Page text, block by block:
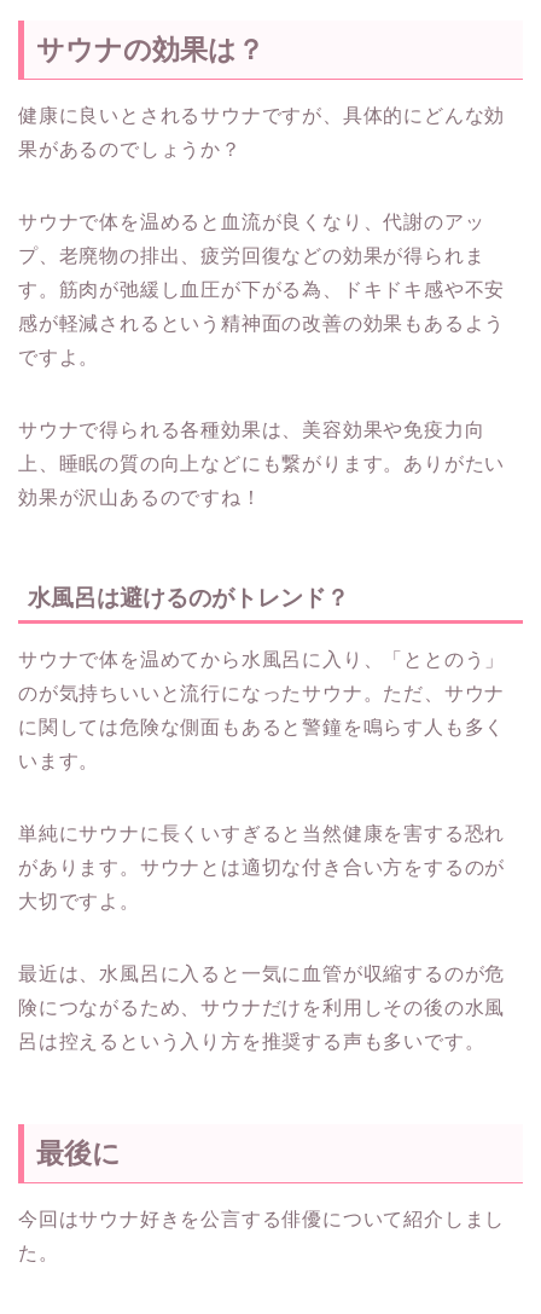
サウナの効果は？
健康に良いとされるサウナですが、具体的にどんな効
果があるのでしょうか？
サウナで体を温めると血流が良くなり、代謝のアッ
プ、老廃物の排出、疲労回復などの効果が得られま
す。筋肉が弛緩し血圧が下がる為、ドキドキ感や不安
感が軽減されるという精神面の改善の効果もあるよう
ですよ。
サウナで得られる各種効果は、美容効果や免疫力向
上、睡眠の質の向上などにも繋がります。ありがたい
効果が沢山あるのですね！
水風呂は避けるのがトレンド？
サウナで体を温めてから水風呂に入り、「ととのう」
のが気持ちいいと流行になったサウナ。ただ、サウナ
に関しては危険な側面もあると警鐘を鳴らす人も多く
います。
単純にサウナに長くいすぎると当然健康を害する恐れ
があります。サウナとは適切な付き合い方をするのが
大切ですよ。
最近は、水風呂に入ると一気に血管が収縮するのが危
険につながるため、サウナだけを利用しその後の水風
呂は控えるという入り方を推奨する声も多いです。
最後に
今回はサウナ好きを公言する俳優について紹介しまし
た。